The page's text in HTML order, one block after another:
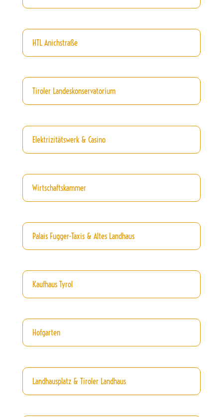
HTL Anichstraße
Tiroler Landeskonservatorium
Elektrizitätswerk & Casino
Wirtschaftskammer
Palais Fugger-Taxis & Altes Landhaus
Kaufhaus Tyrol
Hofgarten
Landhausplatz & Tiroler Landhaus